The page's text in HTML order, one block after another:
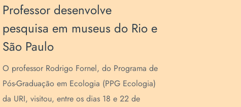
Professor desenvolve
pesquisa em museus do Rio e
São Paulo
O professor Rodrigo Fornel, do Programa de
Pós-Graduação em Ecologia (PPG Ecologia)
da URI, visitou, entre os dias 18 e 22 de